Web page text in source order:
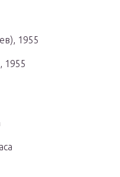
1955
1955